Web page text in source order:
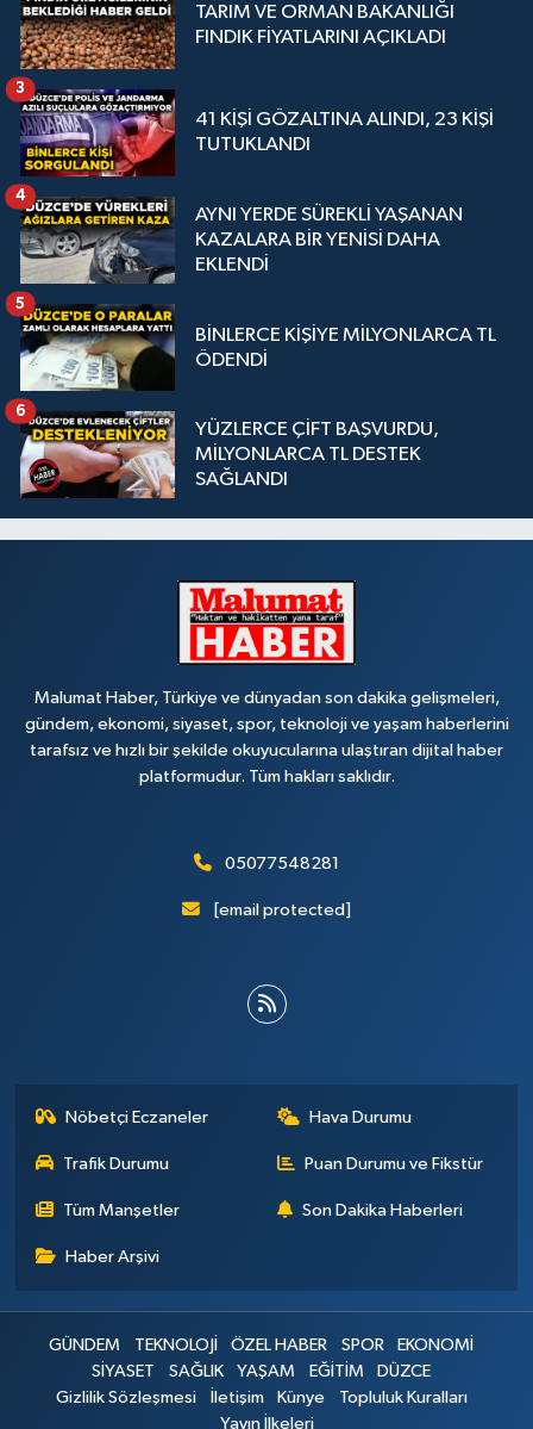
TARIM VE ORMAN BAKANLIĞI
FINDIK FİYATLARINI AÇIKLADI
41 KİŞİ GÖZALTINA ALINDI, 23 KİŞİ
TUTUKLANDI
3
AYNI YERDE SÜREKLİ YAŞANAN
KAZALARA BİR YENİSİ DAHA
EKLENDİ
4
BİNLERCE KİŞİYE MİLYONLARCA TL
ÖDENDİ
5
YÜZLERCE ÇİFT BAŞVURDU,
MİLYONLARCA TL DESTEK
SAĞLANDI
6
Malumat Haber, Türkiye ve dünyadan son dakika gelişmeleri,
gündem, ekonomi, siyaset, spor, teknoloji ve yaşam haberlerini
tarafsız ve hızlı bir şekilde okuyucularına ulaştıran dijital haber
platformudur. Tüm hakları saklıdır.
05077548281
[email protected]
Nöbetçi Eczaneler Hava Durumu
Trafik Durumu Puan Durumu ve Fikstür
Tüm Manşetler Son Dakika Haberleri
Haber Arşivi
GÜNDEM TEKNOLOJİ ÖZEL HABER SPOR
EKONOMİ
SİYASET
SAĞLIK YAŞAM EĞİTİM
DÜZCE
Gizlilik Sözleşmesi
İletişim Künye
Topluluk Kuralları
Yayın İlkeleri